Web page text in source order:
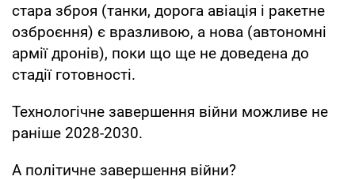
стара зброя (танки, дорога авіація і ракетне
озброєння) є вразливою, а нова (автономні
армії дронів), поки що ще не доведена до
стадії готовності.
Технологічне завершення війни можливе не
раніше 2028-2030.
А політичне завершення війни?